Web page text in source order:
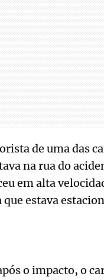
de uma das
na rua do
em alta
que estava
o impacto, o